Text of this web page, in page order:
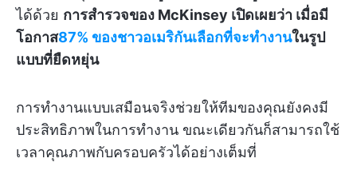
ได้ด้วย การสำรวจของ McKinsey เปิดเผยว่า เมื่อมี
โอกาส87% ของชาวอเมริกันเลือกที่จะทำงานในรูป
แบบที่ยืดหยุ่น
การทำงานแบบเสมือนจริงช่วยให้ทีมของคุณยังคงมี
ประสิทธิภาพในการทำงาน ขณะเดียวกันก็สามารถใช้
เวลาคุณภาพกับครอบครัวได้อย่างเต็มที่